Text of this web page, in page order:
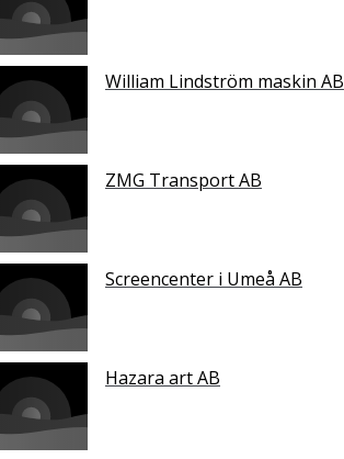
William Lindström maskin AB
ZMG Transport AB
Screencenter i Umeå AB
Hazara art AB